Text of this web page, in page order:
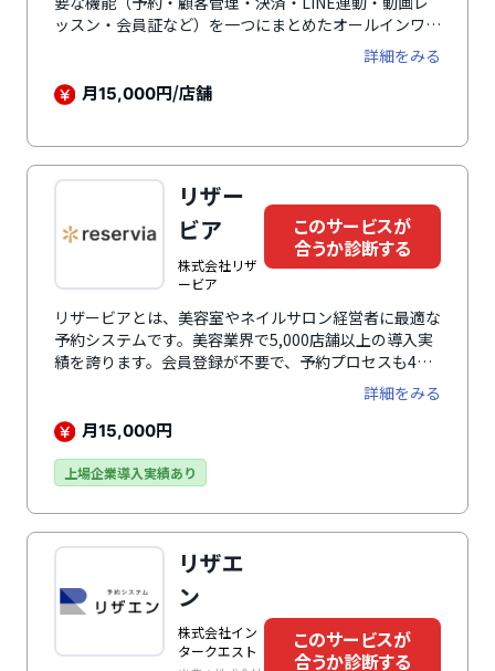
ッスン・会員証など）を一つにまとめたオールインワン
型予約システムです。教室の事務作業を大幅に削減しな
がら、予約率・リピート率の向上、決済の自動化、売上
アップに貢献します。すでに全国5,800教室以上で導入
詳細をみる
月15,000円/店舗
リザー
ビア
株式会社リザ
ービア
このサービスが
合うか診断する
リザービアとは、美容室やネイルサロン経営者に最適な
予約システムです。美容業界で5,000店舗以上の導入実
績を誇ります。会員登録が不要で、予約プロセスも4ス
テップと手軽なのが特徴のひとつです。LINEや専用ア
プリを活用した簡単な予約手続きにより、リピート率向
上をサポートします。オプション相談機能を活用すれ
ができます。豊富な機能によりダブルブッキング防止や
サロンのノウハウに基づくアドバイスを受けられるのも
大きな魅力です。サロン運営のあらゆる面での万全なサ
ポートを提供しています。予約数の増加、売上向上、集
客コスト削減を実現し、サロン経営の発展に貢献しま
す。
詳細をみる
月15,000円
上場企業導入実績あり
リザエ
ン
株式会社イン
タークエスト
このサービスが
合うか診断する